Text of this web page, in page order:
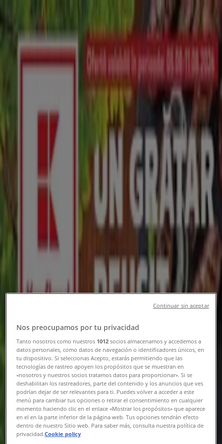
Sunteți aici:
Constanța - 00135
Haine, Incaltaminte și
Electronice și electrocasnice
Casă și
Materiale de Constructii și Bricolaj
Frumusețe și
Sport Vacanța și Timp LiberAuto și
Restaurante Bănci și Asigurări
Kaufland Supermarket | Bulevardul
Tomis, Nr.437, Constanța - Program
& Oferte
Tiendeo din Constanța »
Oferte de Supermarket în Constanța
Kaufland în Constanța
Kaufland | Bulevardul Tomis, Nr.437
Închis
Duminică
07:30 - 20:30
Luni
07:00 - 22:00
Marţi
07:00 - 22:00
Miercuri
07:00 - 22:00
Joi
07:00 - 22:00
Vineri
Nos preocupamos por tu privacidad
Tanto nosotros como nuestros 1012 socios almacenamos y accedemos a
datos personales, como datos de navegación o identificadores únicos, en
tu dispositivo. Si seleccionas Acepto, estarás permitiendo que las
tecnologías de rastreo apoyen los propósitos que se muestran en
«nosotros y nuestros socios tratamos datos para proporcionar». Si se
deshabilitan los rastreadores, parte del contenido y los anuncios que ves
podrían dejar de ser relevantes para ti. Puedes volver a acceder a este
menú para cambiar tus opciones o retirar el consentimiento en cualquier
momento haciendo clic en el enlace «Mostrar los propósitos» que aparece
en el en la parte inferior de la página web. Tus opciones tendrán efecto
dentro de nuestro Sitio web. Para saber más, consulta nuestra política de
privacidad.Cookie policy
Continuar sin aceptar